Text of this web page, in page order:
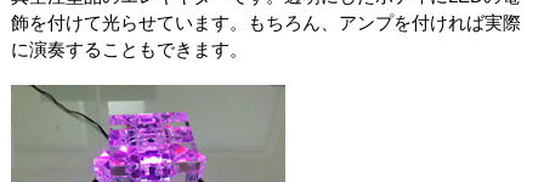
飾を付けて光らせています。もちろん、アンプを付ければ実際
に演奏することもできます。